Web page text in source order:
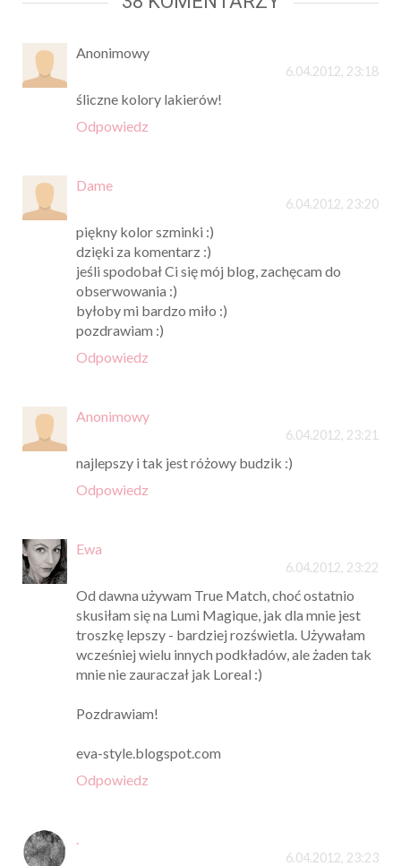
Anonimowy
6.04.2012, 23:18
śliczne kolory lakierów!
Odpowiedz
Dame
6.04.2012, 23:20
piękny kolor szminki :)
dzięki za komentarz :)
jeśli spodobał Ci się mój blog, zachęcam do
obserwowania :)
byłoby mi bardzo miło :)
pozdrawiam :)
Odpowiedz
Anonimowy
6.04.2012, 23:21
najlepszy i tak jest różowy budzik :)
Odpowiedz
Ewa
6.04.2012, 23:22
Od dawna używam True Match, choć ostatnio
skusiłam się na Lumi Magique, jak dla mnie jest
troszkę lepszy - bardziej rozświetla. Używałam
wcześniej wielu innych podkładów, ale żaden tak
mnie nie zauraczał jak Loreal :)
Pozdrawiam!
eva-style.blogspot.com
Odpowiedz
.
6.04.2012, 23:23